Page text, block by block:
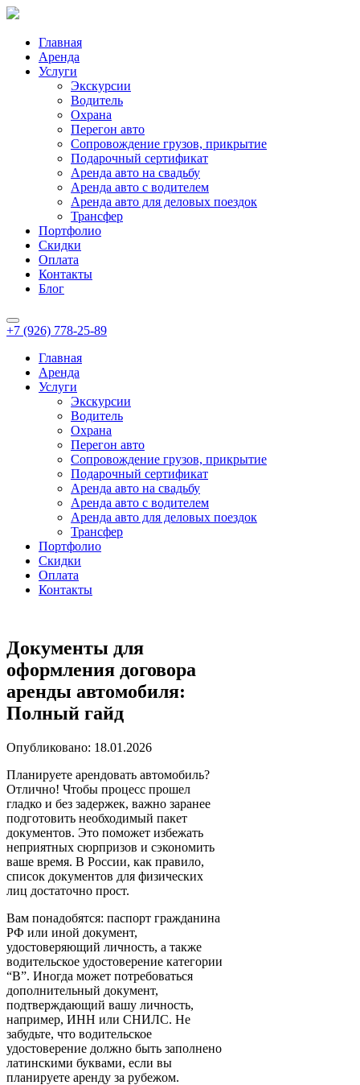
Главная
Аренда
Услуги
Экскурсии
Водитель
Охрана
Перегон авто
Сопровождение грузов, прикрытие
Подарочный сертификат
Аренда авто на свадьбу
Аренда авто с водителем
Аренда авто для деловых поездок
Трансфер
Портфолио
Скидки
Оплата
Контакты
Блог
+7 (926) 778-25-89
Главная
Аренда
Услуги
Экскурсии
Водитель
Охрана
Перегон авто
Сопровождение грузов, прикрытие
Подарочный сертификат
Аренда авто на свадьбу
Аренда авто с водителем
Аренда авто для деловых поездок
Трансфер
Портфолио
Скидки
Оплата
Контакты
Документы для
оформления договора
аренды автомобиля:
Полный гайд
Опубликовано: 18.01.2026
Планируете арендовать автомобиль?
Отлично! Чтобы процесс прошел
гладко и без задержек, важно заранее
подготовить необходимый пакет
документов. Это поможет избежать
неприятных сюрпризов и сэкономить
ваше время. В России, как правило,
список документов для физических
лиц достаточно прост.
Вам понадобятся: паспорт гражданина
РФ или иной документ,
удостоверяющий личность, а также
водительское удостоверение категории
“B”. Иногда может потребоваться
дополнительный документ,
подтверждающий вашу личность,
например, ИНН или СНИЛС. Не
забудьте, что водительское
удостоверение должно быть заполнено
латинскими буквами, если вы
планируете аренду за рубежом.